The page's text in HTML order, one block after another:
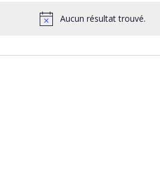
Aucun résultat trouvé.